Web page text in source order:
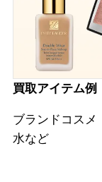
買取アイテム例
ブランドコスメ
水など